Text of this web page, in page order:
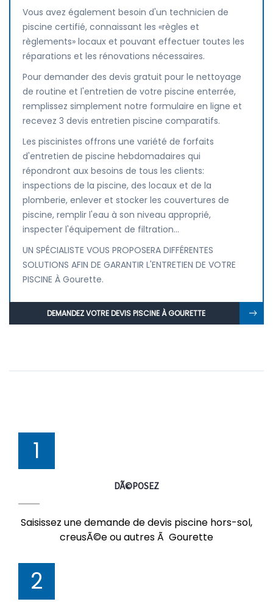
Vous avez également besoin d'un technicien de
piscine certifié, connaissant les «règles et
règlements» locaux et pouvant effectuer toutes les
réparations et les rénovations nécessaires.
Pour demander des devis gratuit pour le nettoyage
de routine et l'entretien de votre piscine enterrée,
remplissez simplement notre formulaire en ligne et
recevez 3 devis entretien piscine comparatifs.
Les piscinistes offrons une variété de forfaits
d'entretien de piscine hebdomadaires qui
répondront aux besoins de tous les clients:
inspections de la piscine, des locaux et de la
plomberie, enlever et stocker les couvertures de
piscine, remplir l'eau à son niveau approprié,
inspecter l'équipement de filtration...
UN SPÉCIALISTE VOUS PROPOSERA DIFFÉRENTES
SOLUTIONS AFIN DE GARANTIR L'ENTRETIEN DE VOTRE
PISCINE À Gourette.
DEMANDEZ VOTRE DEVIS PISCINE À GOURETTE
1
DÃ©POSEZ
Saisissez une demande de devis piscine hors-sol,
creusÃ©e ou autres Ã Gourette
2